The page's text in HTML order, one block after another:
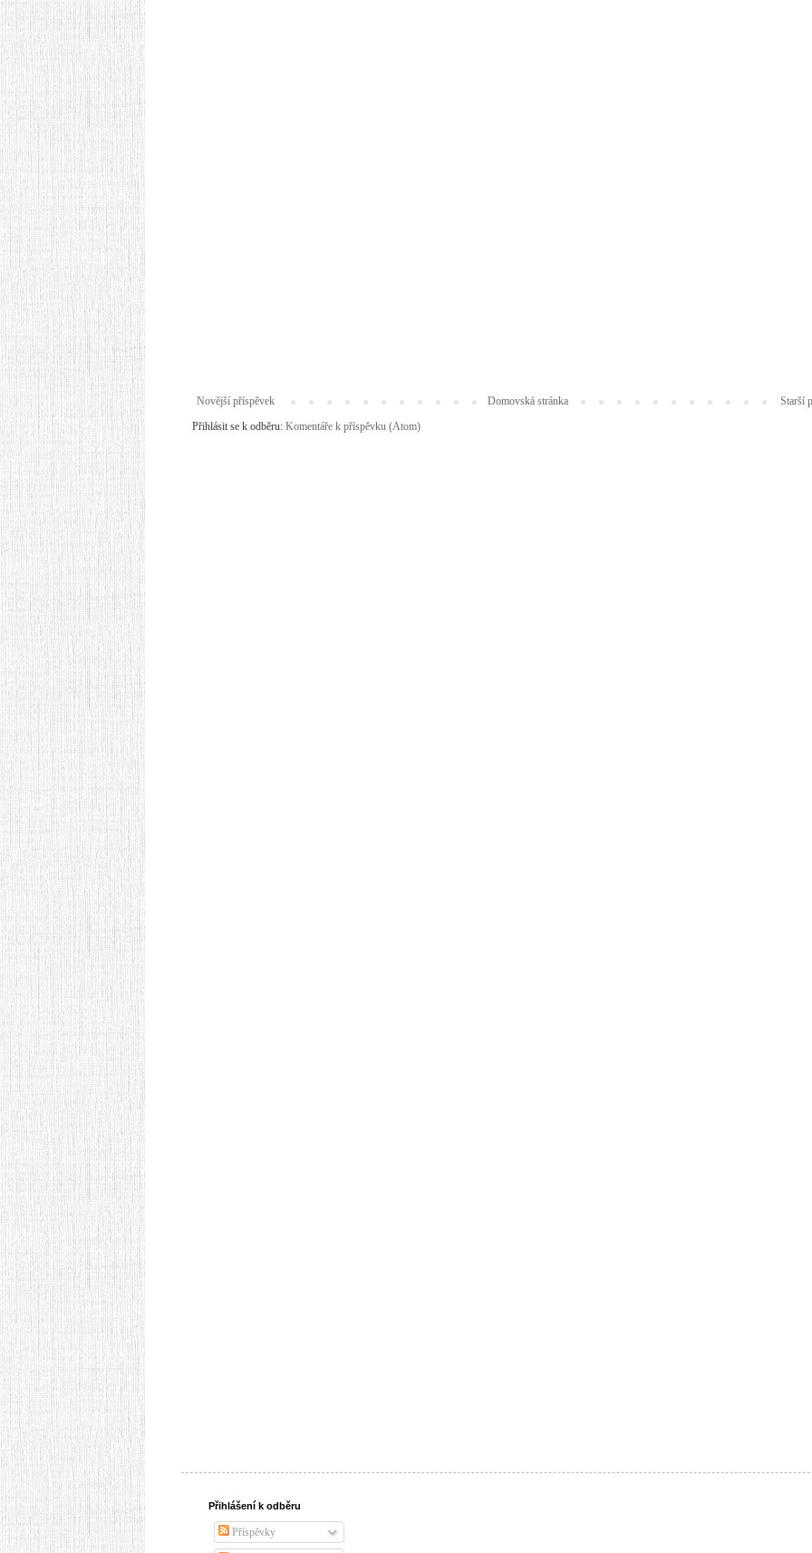
Novější příspěvek Starší
Domovská stránka
Přihlásit se k odběru: Komentáře k příspěvku (Atom)
Přihlášení k odběru
Příspěvky